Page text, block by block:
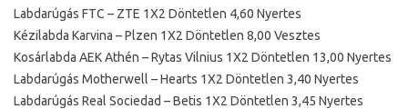
Labdarúgás FTC – ZTE 1X2 Döntetlen 4,60 Nyertes
Kézilabda Karvina – Plzen 1X2 Döntetlen 8,00 Vesztes
Kosárlabda AEK Athén – Rytas Vilnius 1X2 Döntetlen 13,00 Nyertes
Labdarúgás Motherwell – Hearts 1X2 Döntetlen 3,40 Nyertes
Labdarúgás Real Sociedad – Betis 1X2 Döntetlen 3,45 Nyertes